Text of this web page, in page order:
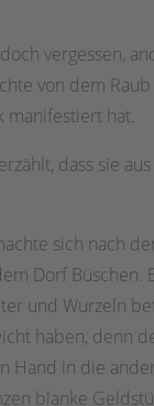
vergessen,
von dem
manifestiert hat.
dass sie
sich nach
Dorf Büschen.
und Wurzeln
haben, denn
Hand in die
blanke